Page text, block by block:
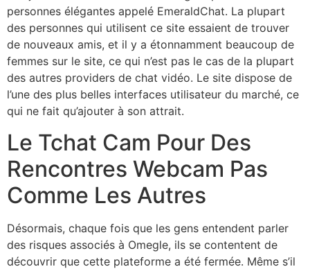
personnes élégantes appelé EmeraldChat. La plupart
des personnes qui utilisent ce site essaient de trouver
de nouveaux amis, et il y a étonnamment beaucoup de
femmes sur le site, ce qui n’est pas le cas de la plupart
des autres providers de chat vidéo. Le site dispose de
l’une des plus belles interfaces utilisateur du marché, ce
qui ne fait qu’ajouter à son attrait.
Le Tchat Cam Pour Des
Rencontres Webcam Pas
Comme Les Autres
Désormais, chaque fois que les gens entendent parler
des risques associés à Omegle, ils se contentent de
découvrir que cette plateforme a été fermée. Même s’il